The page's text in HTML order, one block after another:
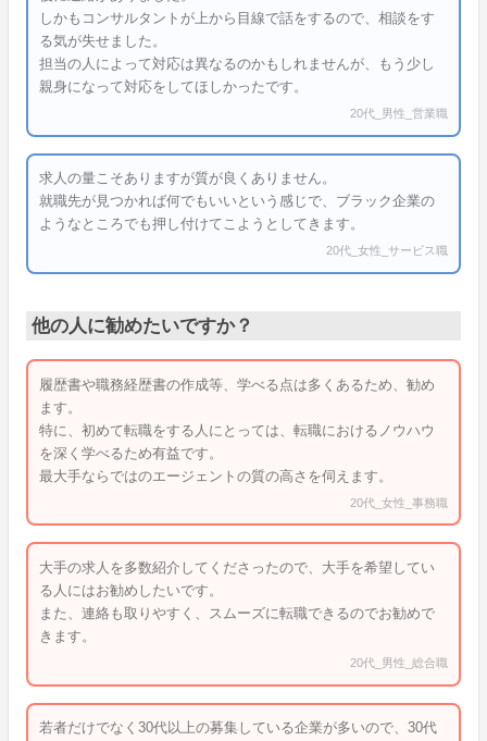
しかもコンサルタントが上から目線で話をするので、相談をす
る気が失せました。
担当の人によって対応は異なるのかもしれませんが、もう少し
親身になって対応をしてほしかったです。
20代_男性_営業職
求人の量こそありますが質が良くありません。
就職先が見つかれば何でもいいという感じで、ブラック企業の
ようなところでも押し付けてこようとしてきます。
20代_女性_サービス職
他の人に勧めたいですか？
履歴書や職務経歴書の作成等、学べる点は多くあるため、勧め
ます。
特に、初めて転職をする人にとっては、転職におけるノウハウ
を深く学べるため有益です。
最大手ならではのエージェントの質の高さを伺えます。
20代_女性_事務職
大手の求人を多数紹介してくださったので、大手を希望してい
る人にはお勧めしたいです。
また、連絡も取りやすく、スムーズに転職できるのでお勧めで
きます。
20代_男性_総合職
若者だけでなく30代以上の募集している企業が多いので、30代